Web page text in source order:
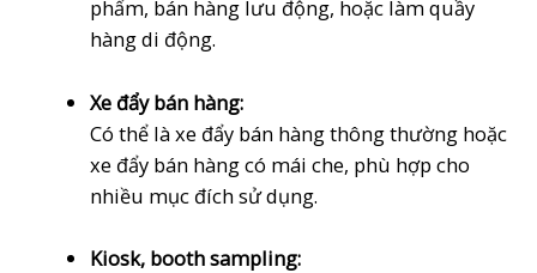
phẩm, bán hàng lưu động, hoặc làm quầy
hàng di động.
Xe đẩy bán hàng:
Có thể là xe đẩy bán hàng thông thường hoặc
xe đẩy bán hàng có mái che, phù hợp cho
nhiều mục đích sử dụng.
Kiosk, booth sampling: